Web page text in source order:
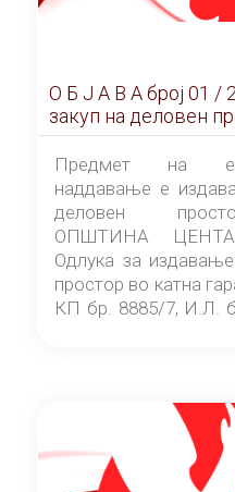
О Б Ј А В А брoj 01 /
закуп на деловен
ЕЛЕКТРОНСКО
Предмет на
наддавање е
деловен
ОПШТИНА
Одлука за
простор во катна
КП бр. 8885/7, И.Л.
Скопје” број 9/
(три) години од
Договорот за
понудувач.